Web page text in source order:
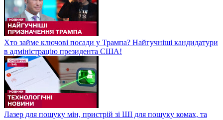
Хто займе ключові посади у Трампа? Найгучніші кандидатури
в адміністрацію президента США!
Лазер для пошуку мін, пристрій зі ШІ для пошуку комах, та